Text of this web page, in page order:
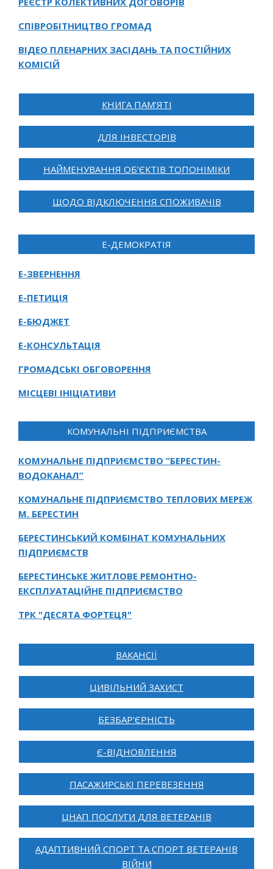
СПІВРОБІТНИЦТВО ГРОМАД
ВІДЕО ПЛЕНАРНИХ ЗАСІДАНЬ ТА ПОСТІЙНИХ
КОМІСІЙ
КНИГА ПАМ’ЯТІ
ДЛЯ ІНВЕСТОРІВ
НАЙМЕНУВАННЯ ОБ’ЄКТІВ ТОПОНІМІКИ
ЩОДО ВІДКЛЮЧЕННЯ СПОЖИВАЧІВ
Е-ДЕМОКРАТІЯ
Е-ЗВЕРНЕННЯ
Е-ПЕТИЦІЯ
Е-БЮДЖЕТ
Е-КОНСУЛЬТАЦІЯ
ГРОМАДСЬКІ ОБГОВОРЕННЯ
МІСЦЕВІ ІНІЦІАТИВИ
КОМУНАЛЬНІ ПІДПРИЄМСТВА
КОМУНАЛЬНЕ ПІДПРИЄМСТВО “БЕРЕСТИН-
ВОДОКАНАЛ”
КОМУНАЛЬНЕ ПІДПРИЄМСТВО ТЕПЛОВИХ МЕРЕЖ
М. БЕРЕСТИН
БЕРЕСТИНСЬКИЙ КОМБІНАТ КОМУНАЛЬНИХ
ПІДПРИЄМСТВ
БЕРЕСТИНСЬКЕ ЖИТЛОВЕ РЕМОНТНО-
ЕКСПЛУАТАЦІЙНЕ ПІДПРИЄМСТВО
ТРК "ДЕСЯТА ФОРТЕЦЯ"
ВАКАНСІЇ
ЦИВІЛЬНИЙ ЗАХИСТ
БЕЗБАР'ЄРНІСТЬ
Є-ВІДНОВЛЕННЯ
ПАСАЖИРСЬКІ ПЕРЕВЕЗЕННЯ
ЦНАП ПОСЛУГИ ДЛЯ ВЕТЕРАНІВ
АДАПТИВНИЙ СПОРТ ТА СПОРТ ВЕТЕРАНІВ
ВІЙНИ